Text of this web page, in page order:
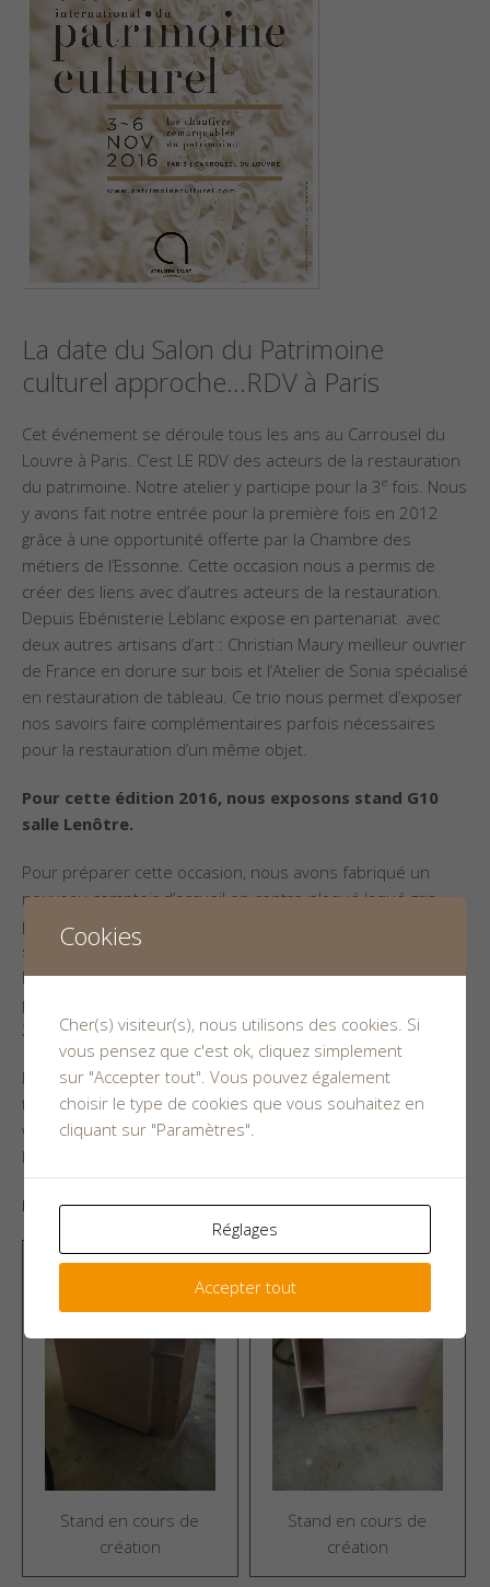
La date du Salon du Patrimoine
culturel approche…RDV à Paris
Cet événement se déroule tous les ans au Carrousel du
Louvre à Paris. C’est LE RDV des acteurs de la restauration
du patrimoine. Notre atelier y participe pour la 3efois. Nous
y avons fait notre entrée pour la première fois en 2012
grâce à une opportunité offerte par la Chambre des
métiers de l’Essonne. Cette occasion nous a permis de
créer des liens avec d’autres acteurs de la restauration.
Depuis Ebénisterie Leblanc expose en partenariat avec
deux autres artisans d’art : Christian Maury meilleur ouvrier
de France en dorure sur bois et l’Atelier de Sonia spécialisé
en restauration de tableau. Ce trio nous permet d’exposer
nos savoirs faire complémentaires parfois nécessaires
pour la restauration d’un même objet.
Pour cette édition 2016, nous exposons stand G10
salle Lenôtre.
Pour préparer cette occasion, nous avons fabriqué un
nouveau comptoir d’accueil en contre-plaqué laqué gris,
préparé de nouveaux supports de communication et
sélectionné avec soin les objets et techniques à exposer.
Nous cherchons chaque année à nous renouveler et
proposer une ambiance différente sur notre stand. Pour
2016, ce sera le style Charles X !
Pour la petite histoire, ce site internet a d’ailleurs été
totalement repensé en collaboration avec notre graphiste
webmaster Gianni Codron avec pour objectif son
lancement juste avant ce salon !
Fabrication du comptoir pour le salon 2016
Stand en cours de
création
Stand en cours de
création
Cookies
Cher(s) visiteur(s), nous utilisons des cookies. Si
vous pensez que c'est ok, cliquez simplement
sur "Accepter tout". Vous pouvez également
choisir le type de cookies que vous souhaitez en
cliquant sur "Paramètres".
Réglages
Accepter tout